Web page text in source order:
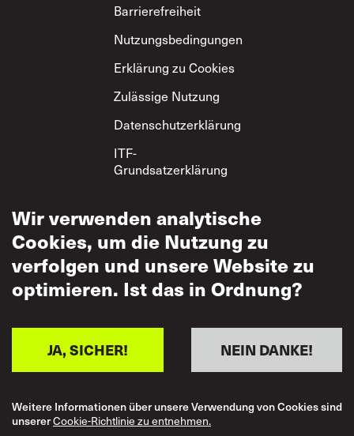
Footer
Barrierefreiheit
Nutzungsbedingungen
Erklärung zu Cookies
Zulässige Nutzung
Datenschutzerklärung
ITF-
Grundsatzerklärung
Wir verwenden analytische
Cookies, um die Nutzung zu
verfolgen und unsere Website zu
optimieren. Ist das in Ordnung?
NEIN DANKE!
JA, SICHER!
Weitere Informationen über unsere Verwendung von Cookies sind
unsererCookie-Richtlinie zu entnehmen.